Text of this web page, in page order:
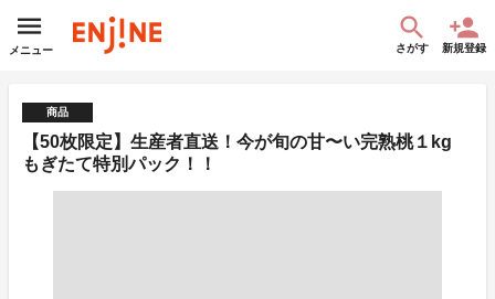
メニュー さがす 新規登録
商品
【50枚限定】生産者直送！今が旬の甘〜い完熟桃１kg
もぎたて特別パック！！